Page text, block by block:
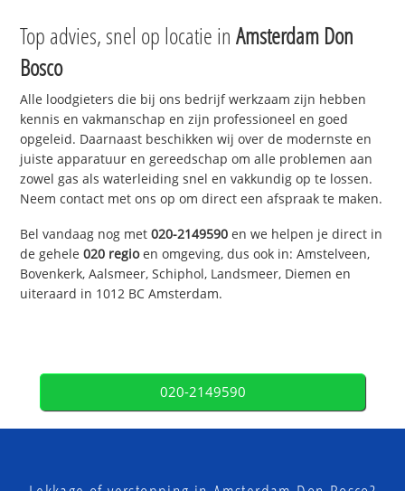
Top advies, snel op locatie inAmsterdam Don
Bosco
Alle loodgieters die bij ons bedrijf werkzaam zijn hebben
kennis en vakmanschap en zijn professioneel en goed
opgeleid. Daarnaast beschikken wij over de modernste en
juiste apparatuur en gereedschap om alle problemen aan
zowel gas als waterleiding snel en vakkundig op te lossen.
Neem contact met ons op om direct een afspraak te maken.
Bel vandaag nog met020-2149590 en we helpen je direct in
de gehele020 regioen omgeving, dus ook in: Amstelveen,
Bovenkerk, Aalsmeer, Schiphol, Landsmeer, Diemen en
uiteraard in 1012 BC Amsterdam.
020-2149590